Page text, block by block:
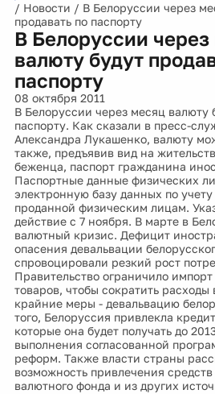
/ Новости / В Белоруссии через
продавать по паспорту
В Белоруссии
валюту будут
паспорту
08 октября 2011
В Белоруссии через месяц валюту
паспорту. Как сказали в пресс-
Александра Лукашенко, валюту
также, предъявив вид на
беженца, паспорт гражданина
Паспортные данные физических
электронную базу данных по
проданной физическим лицам.
действие с 7 ноября. В марте в
валютный кризис. Дефицит
опасения девальвации
спровоцировали резкий рост
Правительство ограничило импорт
товаров, чтобы сократить
крайние меры - девальвацию
того, Белоруссия привлекла
которые она будет получать до
выполнения согласованной
реформ. Также власти страны
возможность привлечения
валютного фонда и из других